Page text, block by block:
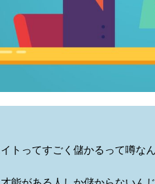
トってすごく儲かるって噂な